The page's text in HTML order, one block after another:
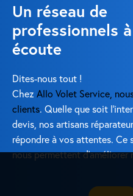
Un réseau de
professionnels
écoute
Dites-nous tout !
Chez Allo Volet Service,
clients. Quelle que soit
devis, nos artisans
répondre à vos attentes. Ce
nous permettent